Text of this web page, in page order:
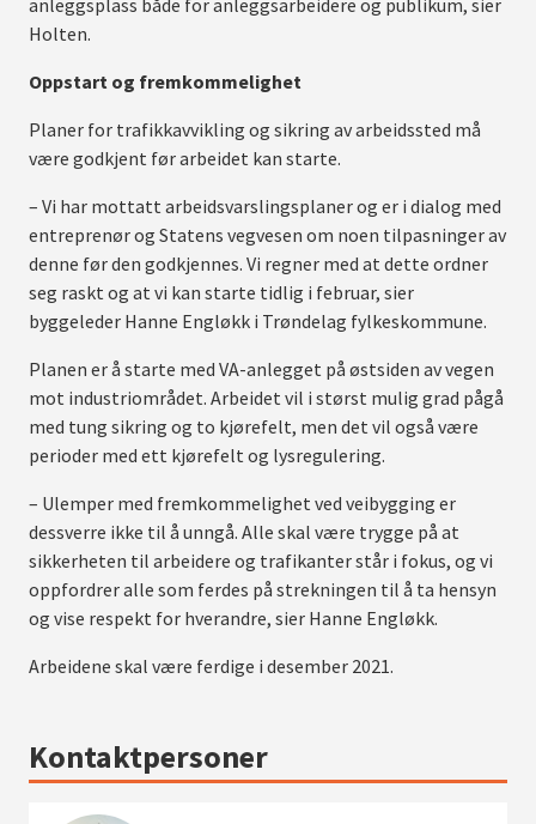
anleggsplass både for anleggsarbeidere og publikum, sier
Holten.
Oppstart og fremkommelighet
Planer for trafikkavvikling og sikring av arbeidssted må
være godkjent før arbeidet kan starte.
– Vi har mottatt arbeidsvarslingsplaner og er i dialog med
entreprenør og Statens vegvesen om noen tilpasninger av
denne før den godkjennes. Vi regner med at dette ordner
seg raskt og at vi kan starte tidlig i februar, sier
byggeleder Hanne Engløkk i Trøndelag fylkeskommune.
Planen er å starte med VA-anlegget på østsiden av vegen
mot industriområdet. Arbeidet vil i størst mulig grad pågå
med tung sikring og to kjørefelt, men det vil også være
perioder med ett kjørefelt og lysregulering.
– Ulemper med fremkommelighet ved veibygging er
dessverre ikke til å unngå. Alle skal være trygge på at
sikkerheten til arbeidere og trafikanter står i fokus, og vi
oppfordrer alle som ferdes på strekningen til å ta hensyn
og vise respekt for hverandre, sier Hanne Engløkk.
Arbeidene skal være ferdige i desember 2021.
Kontaktpersoner